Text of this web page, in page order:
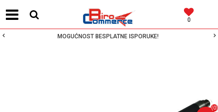
0
MOGUĆNOST BESPLATNE ISPORUKE!
(0)